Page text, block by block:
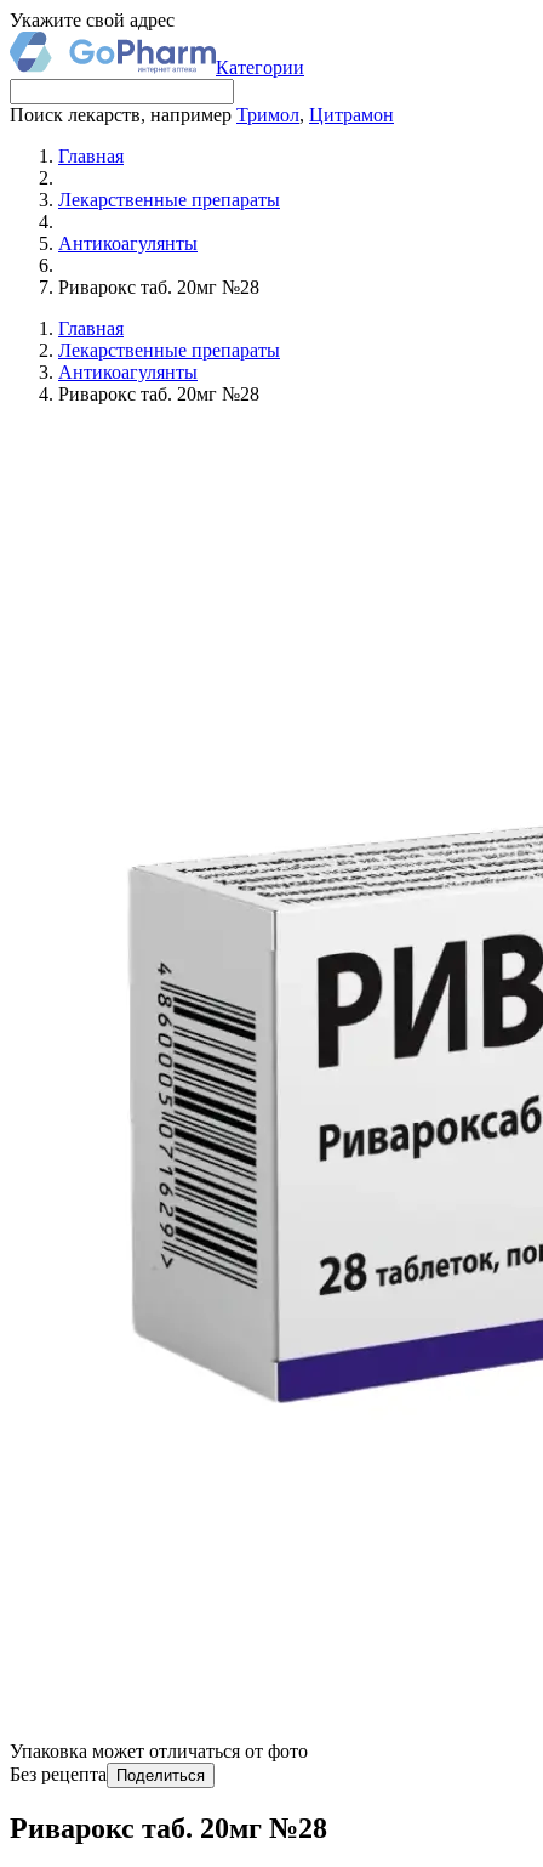
Укажите свой адрес
Категории
Поиск лекарств, например Тримол, Цитрамон
Главная
Лекарственные препараты
Антикоагулянты
Риварокс таб. 20мг №28
Главная
Лекарственные препараты
Антикоагулянты
Риварокс таб. 20мг №28
Упаковка может отличаться от фото
Без рецепта
Поделиться
Риварокс таб. 20мг №28